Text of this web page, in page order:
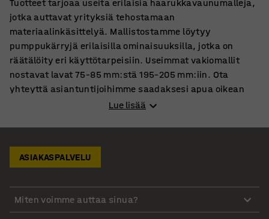
Tuotteet tarjoaa useita erilaisia haarukkavaunumalleja,
jotka auttavat yrityksiä tehostamaan
materiaalinkäsittelyä. Mallistostamme löytyy
pumppukärryjä erilaisilla ominaisuuksilla, jotka on
räätälöity eri käyttötarpeisiin. Useimmat vakiomallit
nostavat lavat 75–85 mm:stä 195–205 mm:iin. Ota
yhteyttä asiantuntijoihimme saadaksesi apua oikean
pumppukärryn valintaan. Tässä muutamia esimerkkejä
Quicklift-pumppukärryt nopeampaan työskentelyyn
nopeammin: ne tavoittavat lavan yhdellä
pumppauksella ja nostavat sen toisella. Ne jakavat
painon tasaisesti ja niissä on kestävät nailonpyörät,
Lue lisää
ASIAKASPALVELU
Miten voimme auttaa sinua?